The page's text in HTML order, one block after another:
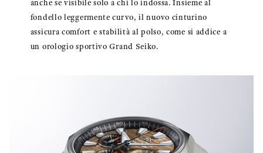
anche se visibile solo a chi lo indossa. Insieme al
fondello leggermente curvo, il nuovo cinturino
assicura comfort e stabilità al polso, come si addice a
un orologio sportivo Grand Seiko.